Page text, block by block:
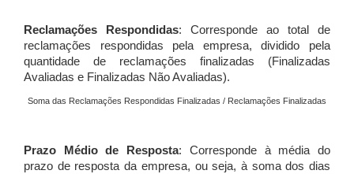
Reclamações Respondidas: Corresponde ao total de
reclamações respondidas pela empresa, dividido pela
quantidade de reclamações finalizadas (Finalizadas
Avaliadas e Finalizadas Não Avaliadas).
Soma das Reclamações Respondidas Finalizadas / Reclamações Finalizadas
Prazo Médio de Resposta: Corresponde à média do
prazo de resposta da empresa, ou seja, à soma dos dias